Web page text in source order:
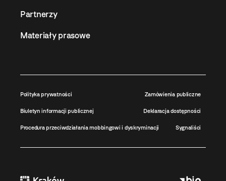
Partnerzy
Materiały prasowe
Polityka prywatności Zamówienia publiczne
Biuletyn informacji publicznej Deklaracja dostępności
Procedura przeciwdziałania mobbingowi i dyskryminacji Sygnaliści